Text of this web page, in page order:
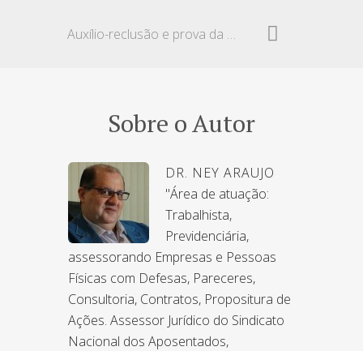
Auxílio-reclusão e prova da dependência
Sobre o Autor
DR. NEY ARAUJO
"Área de atuação:
Trabalhista,
Previdenciária,
assessorando Empresas e Pessoas
Físicas com Defesas, Pareceres,
Consultoria, Contratos, Propositura de
Ações. Assessor Jurídico do Sindicato
Nacional dos Aposentados,